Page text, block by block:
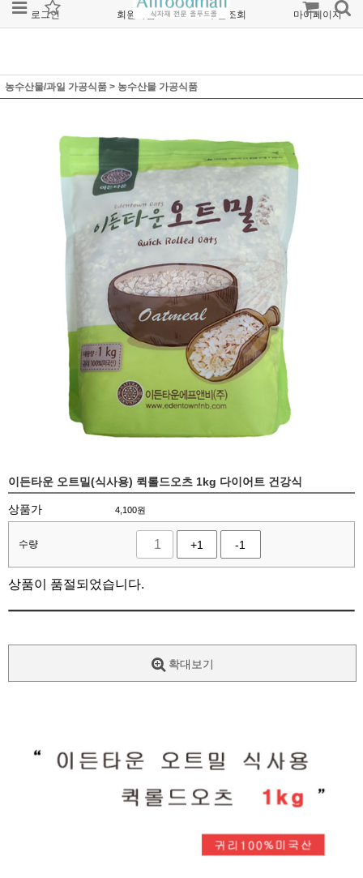
로그인 회원가입 주문조회 마이페이지
농수산물/과일 가공식품 > 농수산물 가공식품
이든타운 오트밀(식사용) 퀵롤드오츠 1kg 다이어트 건강식
상품가 4,100원
수량 +1 -1
상품이 품절되었습니다.
확대보기